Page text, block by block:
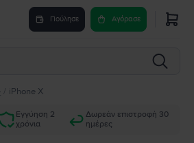
Πούλησε Αγόρασε
iPhone X
Εγγύηση 2
χρόνια
Δωρεάν επιστροφή 30
ημέρες